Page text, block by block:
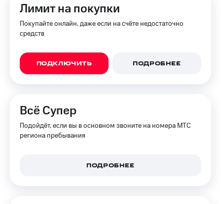
Лимит на покупки
Покупайте онлайн, даже если на счёте недостаточно
средств
ПОДКЛЮЧИТЬ ПОДРОБНЕЕ
Всё Супер
Подойдёт, если вы в основном звоните на номера МТС
региона пребывания
ПОДРОБНЕЕ